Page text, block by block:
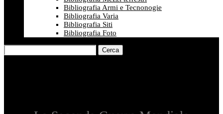
Bibliografia Armi e Tecnonogie
Bibliografia Varia
Bibliografia Siti
Bibliografia Foto
Cerca